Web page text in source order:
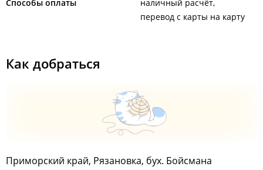
Способы оплаты
наличный расчёт
перевод с карты на карту
Как добраться
Приморский край, Рязановка, бух. Бойсмана